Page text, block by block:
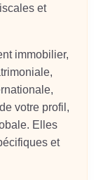
et
immobilier,
votre profil,
Elles
et